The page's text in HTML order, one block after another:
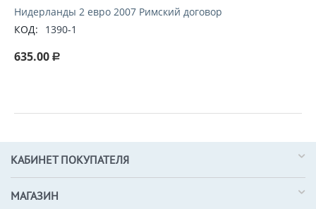
Нидерланды 2 евро 2007 Римский договор
КОД:
1390-1
635.00 Р
КАБИНЕТ ПОКУПАТЕЛЯ
МАГАЗИН